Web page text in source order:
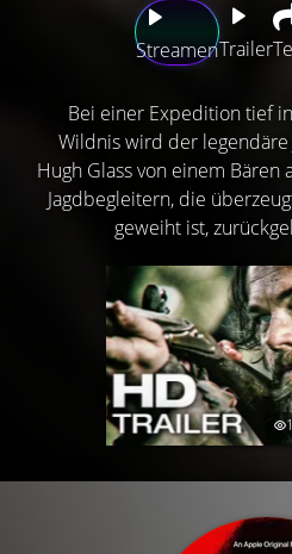
StreamenTrailer
Bei einer Expedition tief
Wildnis wird der
Hugh Glass von einem
Jagdbegleitern, die
geweiht ist,